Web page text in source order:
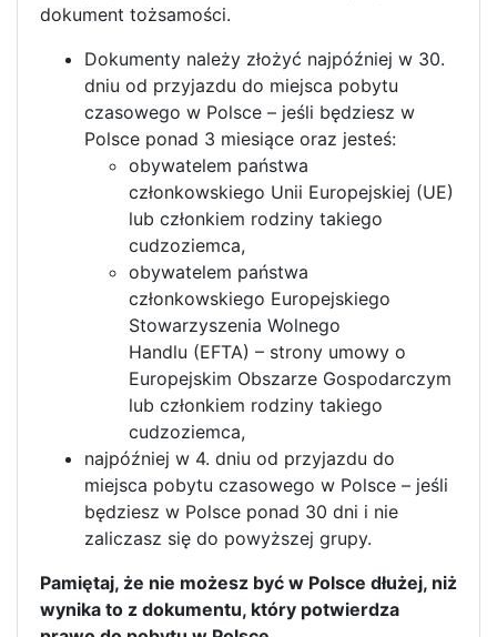
dokument tożsamości.
Dokumenty należy złożyć najpóźniej w 30.
dniu od przyjazdu do miejsca pobytu
czasowego w Polsce – jeśli będziesz w
Polsce ponad 3 miesiące oraz jesteś:
obywatelem państwa
członkowskiego Unii Europejskiej (UE)
lub członkiem rodziny takiego
cudzoziemca,
obywatelem państwa
członkowskiego Europejskiego
Stowarzyszenia Wolnego
Handlu (EFTA) – strony umowy o
Europejskim Obszarze Gospodarczym
lub członkiem rodziny takiego
cudzoziemca,
najpóźniej w 4. dniu od przyjazdu do
miejsca pobytu czasowego w Polsce – jeśli
będziesz w Polsce ponad 30 dni i nie
zaliczasz się do powyższej grupy.
Pamiętaj, że nie możesz być w Polsce dłużej, niż
wynika to z dokumentu, który potwierdza